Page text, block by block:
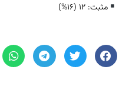
مثبت: 12 (16%)